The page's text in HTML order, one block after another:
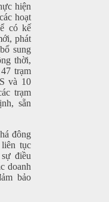
hiện
hoạt
có kế
phát
sung
thời,
trạm
và 10
trạm
sẵn
đông
tục
điều
doanh
bảo